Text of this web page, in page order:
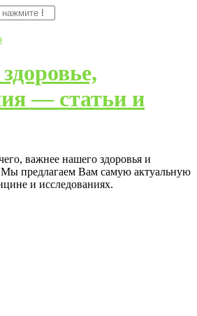
— статьи и
важнее нашего здоровья и
Мы предлагаем Вам самую актуальную
и исследованиях.